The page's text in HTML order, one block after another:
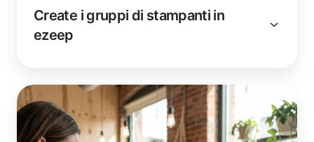
Create i gruppi di stampanti in
ezeep